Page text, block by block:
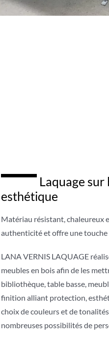
Laquage
esthétique
Matériau résistant, chaleureux
authenticité et offre une
LANA VERNIS LAQUAGE
meubles en bois afin de les
bibliothèque, table basse,
finition alliant protection,
choix de couleurs et de
nombreuses possibilités de